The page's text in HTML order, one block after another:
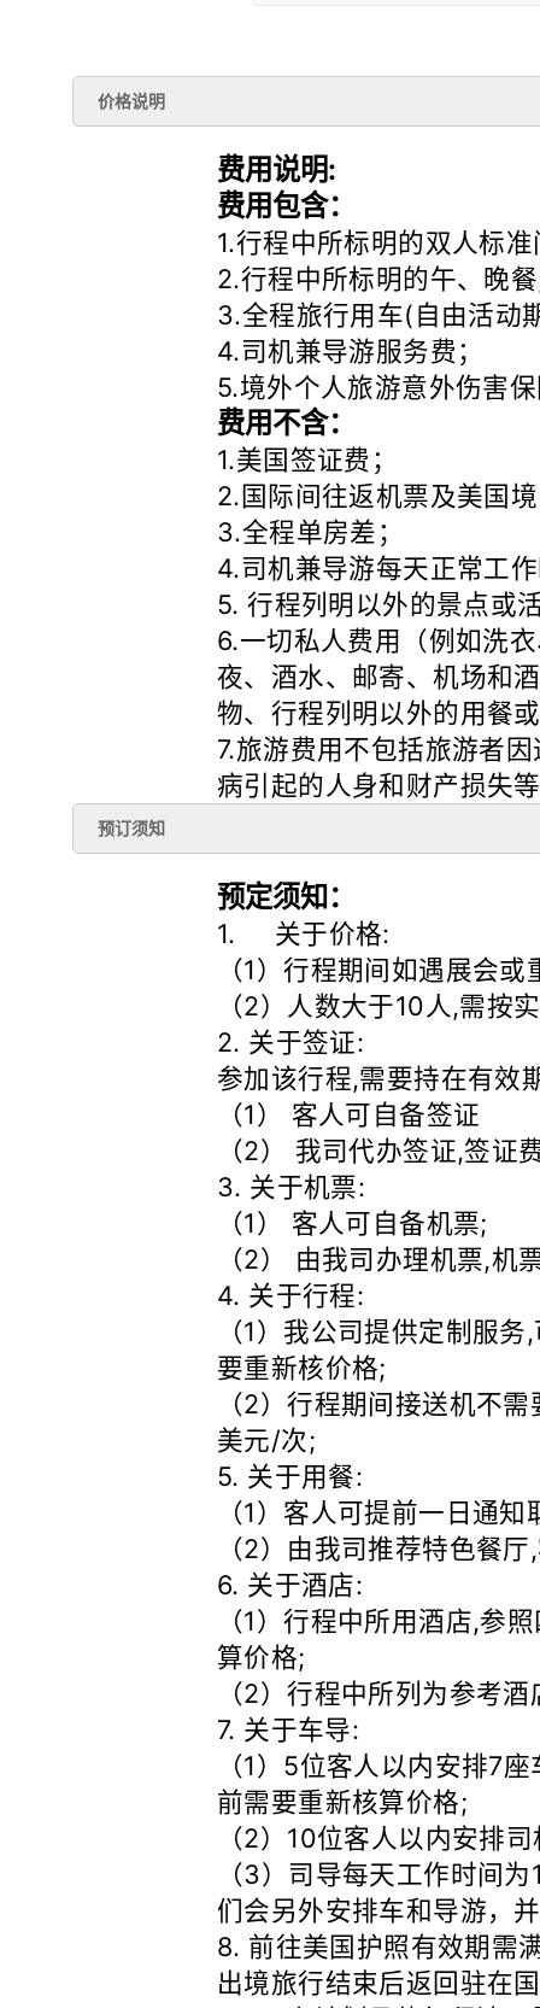
价格说明
费用说明:
费用包含：
1.行程中所标明的双人标
2.行程中所标明的午、晚
3.全程旅行用车(自由活动
4.司机兼导游服务费；
5.境外个人旅游意外伤害
费用不含：
1.美国签证费；
2.国际间往返机票及美国
3.全程单房差；
4.司机兼导游每天正常工
5. 行程列明以外的景点或
6.一切私人费用（例如洗
夜、酒水、邮寄、机场和
物、行程列明以外的用餐
7.旅游费用不包括旅游者
病引起的人身和财产损失
预订须知
预定须知：
1. 关于价格:
（1）行程期间如遇展会
（2）人数大于10人,需按
2. 关于签证:
参加该行程,需要持在有效
（1） 客人可自备签证
（2） 我司代办签证,签证
3. 关于机票:
（1） 客人可自备机票;
（2） 由我司办理机票,机
4. 关于行程:
（1）我公司提供定制服
要重新核价格;
（2）行程期间接送机不
美元/次;
5. 关于用餐:
（1）客人可提前一日通
（2）由我司推荐特色餐
6. 关于酒店:
（1）行程中所用酒店,参
算价格;
（2）行程中所列为参考
7. 关于车导:
（1）5位客人以内安排7
前需要重新核算价格;
（2）10位客人以内安排
（3）司导每天工作时间
们会另外安排车和导游，
8. 前往美国护照有效期需
出境旅行结束后返回驻在